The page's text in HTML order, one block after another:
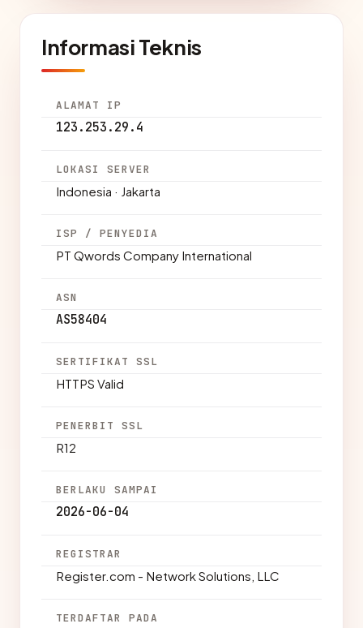
Informasi Teknis
ALAMAT IP
123.253.29.4
LOKASI SERVER
Indonesia · Jakarta
ISP / PENYEDIA
PT Qwords Company International
ASN
AS58404
SERTIFIKAT SSL
HTTPS Valid
PENERBIT SSL
R12
BERLAKU SAMPAI
2026-06-04
REGISTRAR
Register.com - Network Solutions, LLC
TERDAFTAR PADA